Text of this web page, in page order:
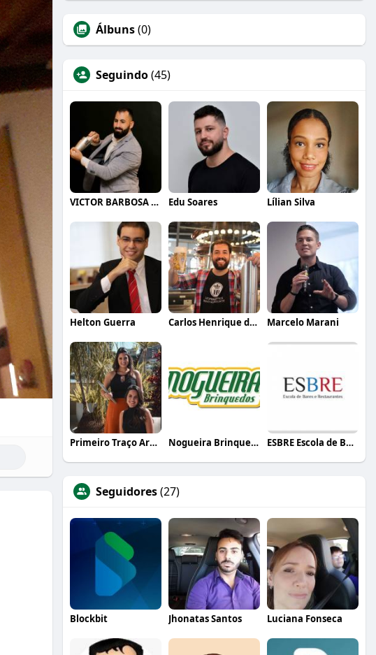
Álbuns(0)
Seguindo(45)
VICTOR BARBOSA QUARANTA Edu Soares Lílian Silva
Helton Guerra Carlos Henrique de Faria Vasconcelos Marcelo Marani
Primeiro Traço Arquitetura Nogueira Brinquedos ESBRE Escola de Bares e Restaurantes
Seguidores(27)
Blockbit Jhonatas Santos Luciana Fonseca